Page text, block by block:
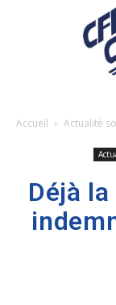
Accueil Actualité
Déjà